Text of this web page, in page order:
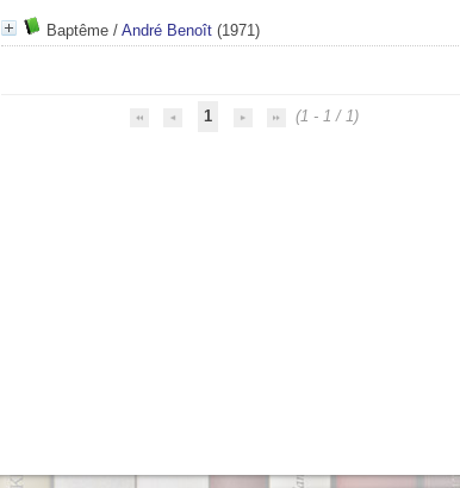
Baptême / André Benoît (1971)
1 (1 - 1 / 1)